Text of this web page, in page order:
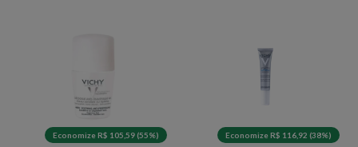
Economize R$ 105,59 (55%) Economize R$ 116,92 (38%)